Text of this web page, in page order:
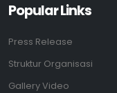
Popular Links
Press Release
Struktur Organisasi
Gallery Video